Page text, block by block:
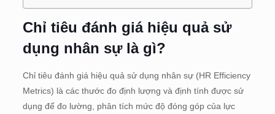
Chỉ tiêu đánh giá hiệu quả sử
dụng nhân sự là gì?
Chỉ tiêu đánh giá hiệu quả sử dụng nhân sự (HR Efficiency
Metrics) là các thước đo định lượng và định tính được sử
dụng để đo lường, phân tích mức độ đóng góp của lực